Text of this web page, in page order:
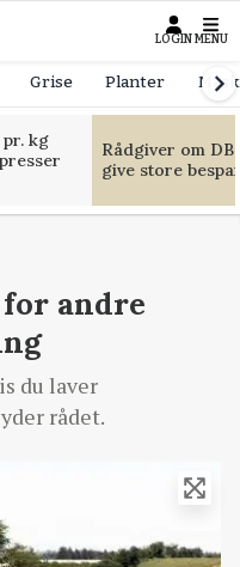
LOGIN MENU
Grise Planter
kg
Rådgiver om
give store
andre
du laver
rådet.